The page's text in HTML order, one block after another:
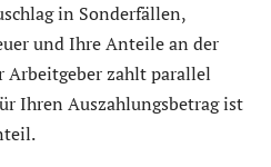
in Sonderfällen,
und Ihre Anteile an der
Arbeitgeber zahlt parallel
Ihren Auszahlungsbetrag ist